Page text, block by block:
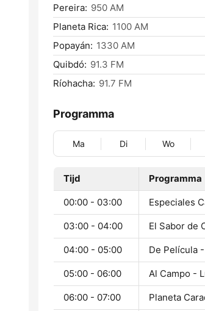
Pereira: 950 AM
Planeta Rica: 1100 AM
Popayán: 1330 AM
Quibdó: 91.3 FM
Ríohacha: 91.7 FM
Programma
Ma Di Wo
Tijd Programma
00:00 - 03:00 Especiales
03:00 - 04:00 El Sabor de
04:00 - 05:00 De Película
05:00 - 06:00 Al Campo -
06:00 - 07:00 Planeta